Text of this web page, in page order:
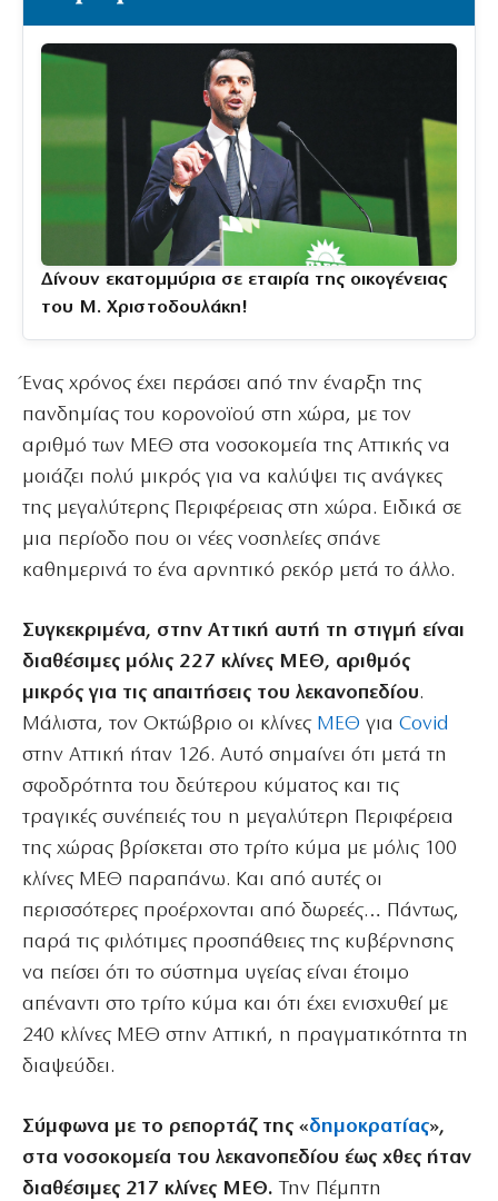
Δίνουν εκατομμύρια σε εταιρία της οικογένειας
του Μ. Χριστοδουλάκη!
Ένας χρόνος έχει περάσει από την έναρξη της
πανδημίας του κορονοϊού στη χώρα, με τον
αριθμό των ΜΕΘ στα νοσοκομεία της Αττικής να
μοιάζει πολύ μικρός για να καλύψει τις ανάγκες
της μεγαλύτερης Περιφέρειας στη χώρα. Ειδικά σε
μια περίοδο που οι νέες νοσηλείες σπάνε
καθημερινά το ένα αρνητικό ρεκόρ μετά το άλλο.
Συγκεκριμένα, στην Αττική αυτή τη στιγμή είναι
διαθέσιμες μόλις 227 κλίνες ΜΕΘ, αριθμός
μικρός για τις απαιτήσεις του λεκανοπεδίου.
Μάλιστα, τον Οκτώβριο οι κλίνες ΜΕΘ για Covid
στην Αττική ήταν 126. Αυτό σημαίνει ότι μετά τη
σφοδρότητα του δεύτερου κύματος και τις
τραγικές συνέπειές του η μεγαλύτερη Περιφέρεια
της χώρας βρίσκεται στο τρίτο κύμα με μόλις 100
κλίνες ΜΕΘ παραπάνω. Και από αυτές οι
περισσότερες προέρχονται από δωρεές… Πάντως,
παρά τις φιλότιμες προσπάθειες της κυβέρνησης
να πείσει ότι το σύστημα υγείας είναι έτοιμο
απέναντι στο τρίτο κύμα και ότι έχει ενισχυθεί με
240 κλίνες ΜΕΘ στην Αττική, η πραγματικότητα τη
διαψεύδει.
Σύμφωνα με το ρεπορτάζ της «δημοκρατίας»,
στα νοσοκομεία του λεκανοπεδίου έως χθες ήταν
διαθέσιμες 217 κλίνες ΜΕΘ. Την Πέμπτη